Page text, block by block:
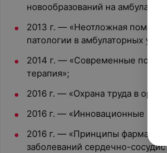
новообразований на
2013 г. — «Неотложная помощь
патологии в амбулаторных
2014 г. — «Современные
терапия»;
2016 г. — «Охрана труда в
2016 г. — «Инновационные
2016 г. — «Принципы
заболеваний сердечно-